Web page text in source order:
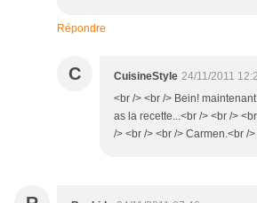
Répondre
C CuisineStyle 24/11/2011
<br /> <br /> Bein!
as la recette...<br /> <br />
/> <br /> <br /> Carmen.<br /